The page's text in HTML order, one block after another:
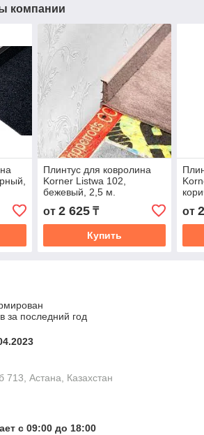
компании
Плинтус для ковролина
Korner Listwa 102,
бежевый, 2,5 м.
от 2 625₸
Купить
от
за последний год
713, Астана, Казахстан
с 09:00 до 18:00